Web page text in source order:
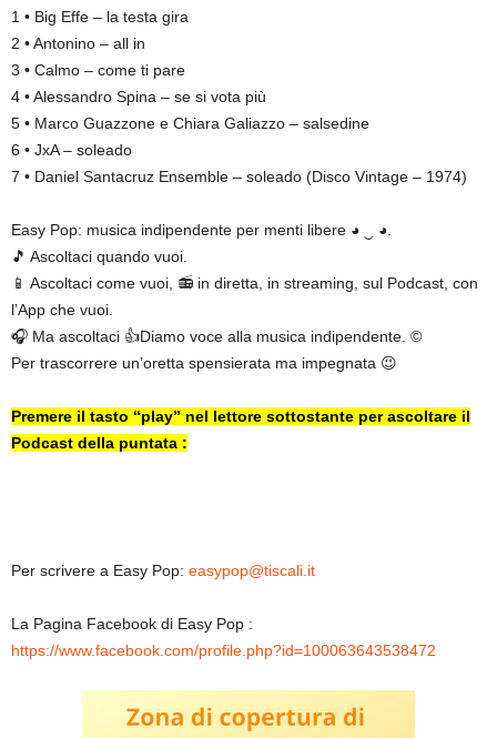
1 • Big Effe – la testa gira
2 • Antonino – all in
3 • Calmo – come ti pare
4 • Alessandro Spina – se si vota più
5 • Marco Guazzone e Chiara Galiazzo – salsedine
6 • JxA – soleado
7 • Daniel Santacruz Ensemble – soleado (Disco Vintage – 1974)
Easy Pop: musica indipendente per menti libere ◕ ‿ ◕.
🎵 Ascoltaci quando vuoi.
📱 Ascoltaci come vuoi, 📻 in diretta, in streaming, sul Podcast, con
l’App che vuoi.
🎧 Ma ascoltaci 👍Diamo voce alla musica indipendente. ©
Per trascorrere un’oretta spensierata ma impegnata 😉
Premere il tasto “play” nel lettore sottostante per ascoltare il
Podcast della puntata :
Per scrivere a Easy Pop: easypop@tiscali.it
La Pagina Facebook di Easy Pop :
https://www.facebook.com/profile.php?id=100063643538472